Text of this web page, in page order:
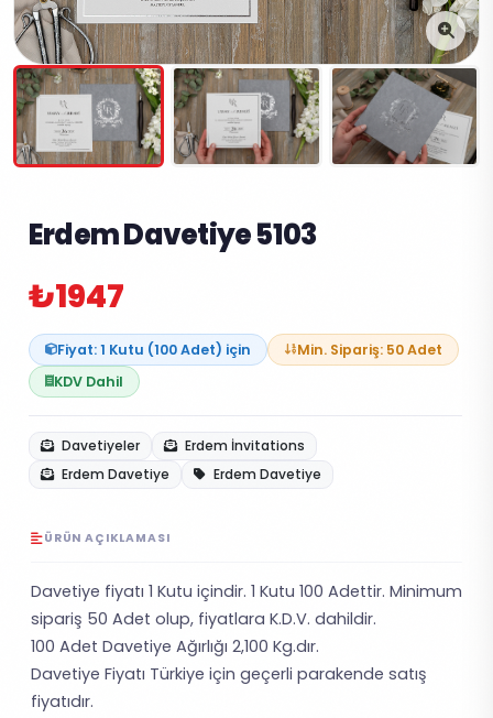
Erdem Davetiye 5103
₺1947
Fiyat: 1 Kutu (100 Adet) için
Min. Sipariş: 50 Adet
KDV Dahil
Davetiyeler
Erdem İnvitations
Erdem Davetiye
Erdem Davetiye
ÜRÜN AÇIKLAMASI
Davetiye fiyatı 1 Kutu içindir. 1 Kutu 100 Adettir. Minimum
sipariş 50 Adet olup, fiyatlara K.D.V. dahildir.
100 Adet Davetiye Ağırlığı 2,100 Kg.dır.
Davetiye Fiyatı Türkiye için geçerli parakende satış
fiyatıdır.